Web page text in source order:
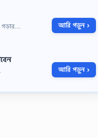
গড়ার… আরি পড়ুন ›
আরি পড়ুন ›